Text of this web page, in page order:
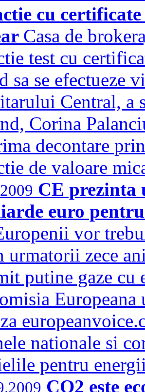
cu
Casa de
test cu
sa se efectueze
Central, a
Corina
decontare
de valoare
CE prezinta
euro
vor
urmatorii zece
putine gaze
nationale si
pentru
CO2 este